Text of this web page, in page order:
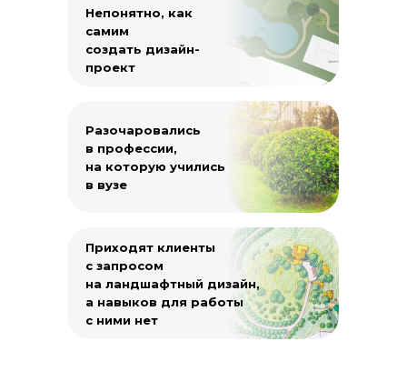
Непонятно, как
самим
создать дизайн-
проект
Разочаровались
в профессии,
на которую учились
в вузе
Приходят клиенты
с запросом
на ландшафтный дизайн,
а навыков для работы
с ними нет